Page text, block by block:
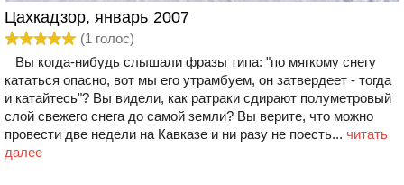
Цахкадзор, январь 2007
(1 голос)
Вы когда-нибудь слышали фразы типа: "по мягкому снегу
кататься опасно, вот мы его утрамбуем, он затвердеет - тогда
и катайтесь"? Вы видели, как ратраки сдирают полуметровый
слой свежего снега до самой земли? Вы верите, что можно
провести две недели на Кавказе и ни разу не поесть... читать
далее